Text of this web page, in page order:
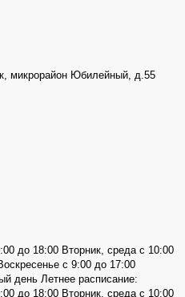
микрорайон Юбилейный, д.55
до 18:00 Вторник, среда с 10:00
с 9:00 до 17:00
день Летнее расписание:
до 18:00 Вторник, среда с 10:00